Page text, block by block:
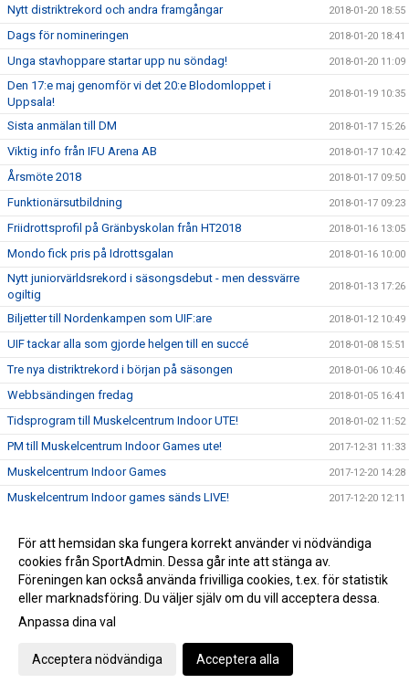
Nytt distriktrekord och andra framgångar 2018-01-20 18:55
Dags för nomineringen 2018-01-20 18:41
Unga stavhoppare startar upp nu söndag! 2018-01-20 11:09
Den 17:e maj genomför vi det 20:e Blodomloppet i
Uppsala!
2018-01-19 10:35
Sista anmälan till DM 2018-01-17 15:26
Viktig info från IFU Arena AB 2018-01-17 10:42
Årsmöte 2018 2018-01-17 09:50
Funktionärsutbildning 2018-01-17 09:23
Friidrottsprofil på Gränbyskolan från HT2018 2018-01-16 13:05
Mondo fick pris på Idrottsgalan 2018-01-16 10:00
Nytt juniorvärldsrekord i säsongsdebut - men dessvärre
ogiltig
2018-01-13 17:26
Biljetter till Nordenkampen som UIF:are 2018-01-12 10:49
UIF tackar alla som gjorde helgen till en succé 2018-01-08 15:51
Tre nya distriktrekord i början på säsongen 2018-01-06 10:46
Webbsändingen fredag 2018-01-05 16:41
Tidsprogram till Muskelcentrum Indoor UTE! 2018-01-02 11:52
PM till Muskelcentrum Indoor Games ute! 2017-12-31 11:33
Muskelcentrum Indoor Games 2017-12-20 14:28
Muskelcentrum Indoor games sänds LIVE! 2017-12-20 12:11
Öppettider jul/nyår - IFU Arena 2017-12-18 11:54
Viktig info runt nyanmälan inför VT 2018 2017-12-18 10:52
Landslagsuppföljning i Uppsala 2017-12-03 19:35
Unga kastare tävlar!
Köp din UIF-gran
Mondo tilldelades priset "Årets genombrott i landslaget"
För att hemsidan ska fungera korrekt använder vi nödvändiga
cookies från SportAdmin. Dessa går inte att stänga av.
Föreningen kan också använda frivilliga cookies, t.ex. för statistik
eller marknadsföring. Du väljer själv om du vill acceptera dessa.
Anpassa dina val
Acceptera nödvändiga Acceptera alla